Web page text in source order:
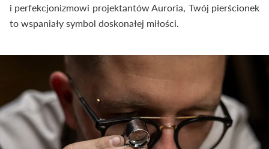
i perfekcjonizmowi projektantów Auroria, Twój pierścionek
to wspaniały symbol doskonałej miłości.